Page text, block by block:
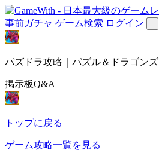
事前ガチャ ゲーム検索 ログイン
パズドラ攻略｜パズル＆ドラゴンズ
掲示板Q&A
トップに戻る
ゲーム攻略一覧を見る